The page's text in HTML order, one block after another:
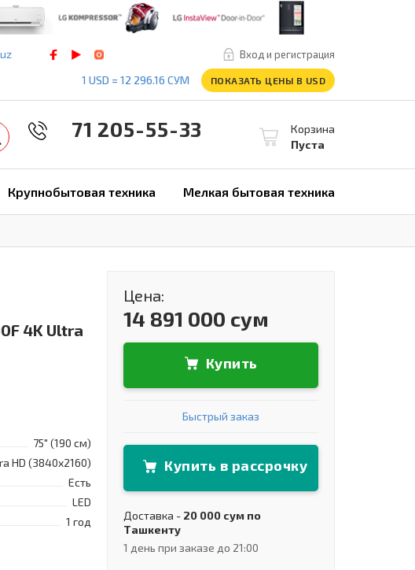
Вход и регистрация
1 USD = 12 296.16 СУМ
ПОКАЗАТЬ ЦЕНЫ В USD
Корзина
Пуста
71 205-55-33
Крупнобытовая техника Мелкая бытовая техника
4K Ultra
75" (190 см)
HD (3840x2160)
Есть
LED
1 год
Цена:
14 891 000 сум
Купить
Быстрый заказ
Купить в рассрочку
Доставка - 20 000 сум по
Ташкенту
1 день при заказе до 21:00